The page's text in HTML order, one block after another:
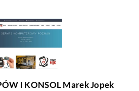
I KONSOL Marek Jopek